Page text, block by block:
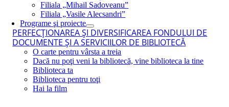
Filiala „Mihail Sadoveanu”
Filiala „Vasile Alecsandri”
Programe şi proiecte
PERFECŢIONAREA ŞI DIVERSIFICAREA FONDULUI DE
DOCUMENTE ŞI A SERVICIILOR DE BIBLIOTECĂ
O carte pentru vârsta a treia
Dacă nu poţi veni la bibliotecă, vine biblioteca la tine
Biblioteca ta
Biblioteca pentru toţi
Hai la film